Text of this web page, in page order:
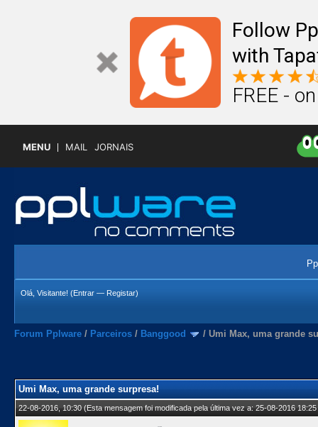
Follow
with
FREE -
MENU MAIL JORNAIS
Olá, Visitante! (Entrar — Registar)
Forum Pplware / Parceiros / Banggood / Umi Max, uma grande
Umi Max, uma grande surpresa!
22-08-2016, 10:30(Esta mensagem foi modificada pela última vez a: 25-08-2016